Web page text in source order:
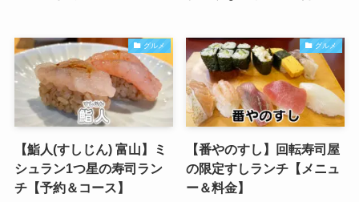
グルメ
【鮨人(すしじん) 富山】ミ
シュラン1つ星の寿司ラン
チ【予約＆コース】
グルメ
【番やのすし】回転寿司屋
の限定すしランチ【メニュ
ー＆料金】